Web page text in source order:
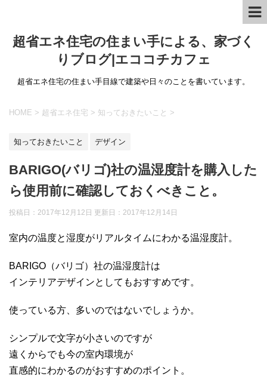
超省エネ住宅の住まい手による、家づく
りブログ|エココチカフェ
超省エネ住宅の住まい手目線で建築や日々のことを書いています。
HOME > 超省エネ住宅 > 知っておきたいこと >
知っておきたいこと デザイン
BARIGO(バリゴ)社の温湿度計を購入した
ら使用前に確認しておくべきこと。
投稿日：2017年12月12日 更新日： 2017年12月14日
室内の温度と湿度がリアルタイムにわかる温湿度計。
BARIGO（バリゴ）社の温湿度計は
インテリアデザインとしてもおすすめです。
使っている方、多いのではないでしょうか。
シンプルで文字が小さいのですが
遠くからでも今の室内環境が
直感的にわかるのがおすすめのポイント。